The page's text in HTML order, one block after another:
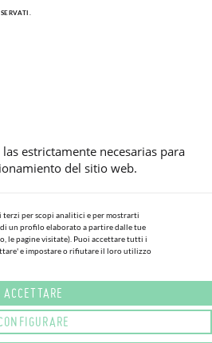
estrictamente necesarias para
del sitio web.
ofrecerle una experiencia en el sitio
de producto
categorías frecuentemente
cookie, nos ayuda a mejorar aún
socios publicitarios enviarle
per scopi analitici e per mostrarti
un profilo elaborato a partire dalle tue
le pagine visitate). Puoi accettare tutti i
e impostare o rifiutare il loro utilizzo
ACCETTARE